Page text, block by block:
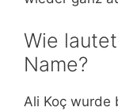
Wie
Name?
Ali Koç wurde